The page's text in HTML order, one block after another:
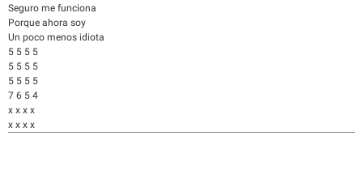
Seguro me funciona
Porque ahora soy
Un poco menos idiota
5 5 5 5
5 5 5 5
5 5 5 5
7 6 5 4
x x x x
x x x x